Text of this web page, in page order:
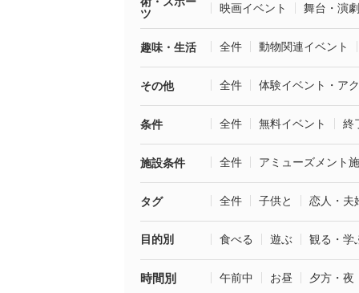
ツ
映画イベント
舞台・演劇
趣味・生活 全件 動物関連イベント
その他 全件 体験イベント・ア
条件 全件 無料イベント 終
施設条件 全件 アミューズメント
タグ 全件 子供と 恋人・夫
目的別 食べる 遊ぶ 観る・学
時間別 午前中 お昼 夕方・夜